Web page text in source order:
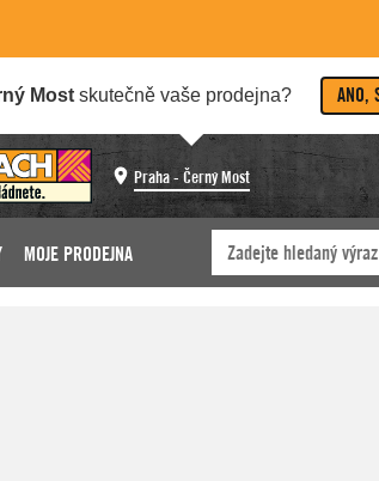
Most skutečně vaše prodejna? ANO,
Praha - Černý Most
MOJE PRODEJNA